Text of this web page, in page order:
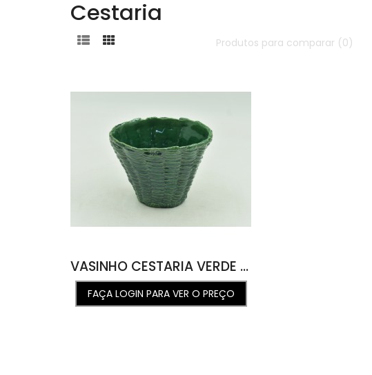
Cestaria
Produtos para comparar (0)
VASINHO CESTARIA VERDE ÁGUA 13D X 10A
FAÇA LOGIN PARA VER O PREÇO